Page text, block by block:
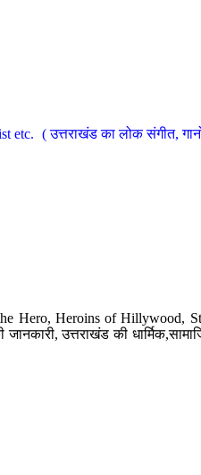
etc. ( उत्तराखंड का लोक संगीत,
Hero, Heroins of Hillywood,
उत्तराखंड की